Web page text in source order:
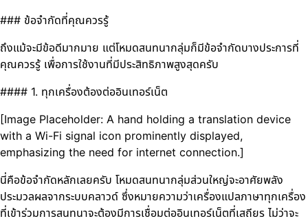
### ข้อจำกัดที่คุณควรรู้
ถึงแม้จะมีข้อดีมากมาย แต่โหมดสนทนากลุ่มก็มีข้อจำกัดบางประการที่
คุณควรรู้ เพื่อการใช้งานที่มีประสิทธิภาพสูงสุดครับ
#### 1. ทุกเครื่องต้องต่ออินเทอร์เน็ต
[Image Placeholder: A hand holding a translation device
with a Wi-Fi signal icon prominently displayed,
emphasizing the need for internet connection.]
นี่คือข้อจำกัดหลักเลยครับ โหมดสนทนากลุ่มส่วนใหญ่จะอาศัยพลัง
ประมวลผลจากระบบคลาวด์ ซึ่งหมายความว่าเครื่องแปลภาษาทุกเครื่อง
ที่เข้าร่วมการสนทนาจะต้องมีการเชื่อมต่ออินเทอร์เน็ตที่เสถียร ไม่ว่าจะ